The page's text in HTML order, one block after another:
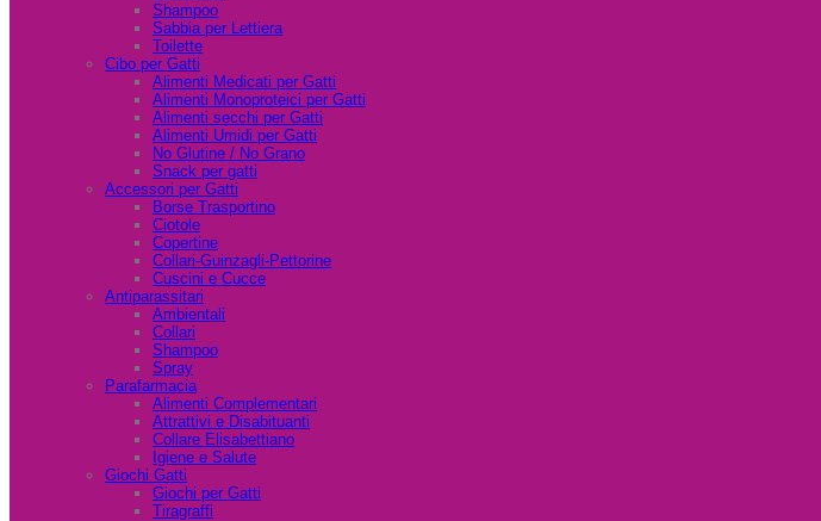
Shampoo
Sabbia per Lettiera
Toilette
Cibo per Gatti
Alimenti Medicati per Gatti
Alimenti Monoproteici per Gatti
Alimenti secchi per Gatti
Alimenti Umidi per Gatti
No Glutine / No Grano
Snack per gatti
Accessori per Gatti
Borse Trasportino
Ciotole
Copertine
Collari-Guinzagli-Pettorine
Cuscini e Cucce
Antiparassitari
Ambientali
Collari
Shampoo
Spray
Parafarmacia
Alimenti Complementari
Attrattivi e Disabituanti
Collare Elisabettiano
Igiene e Salute
Giochi Gatti
Giochi per Gatti
Tiragraffi